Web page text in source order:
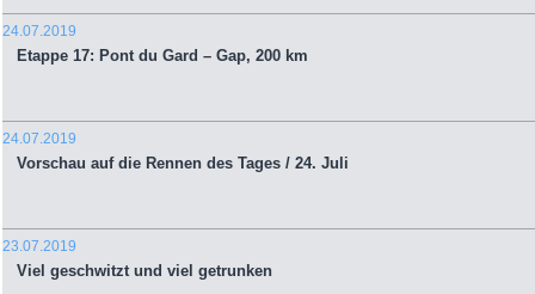
24.07.2019
Etappe 17: Pont du Gard – Gap, 200 km
24.07.2019
Vorschau auf die Rennen des Tages / 24. Juli
23.07.2019
Viel geschwitzt und viel getrunken